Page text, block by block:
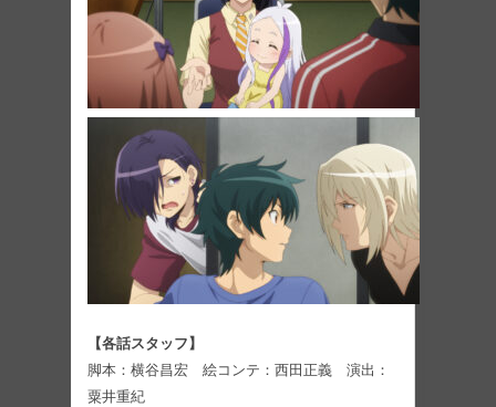
【各話スタッフ】
脚本：横⾕昌宏 絵コンテ：⻄⽥正義 演出：
粟井重紀